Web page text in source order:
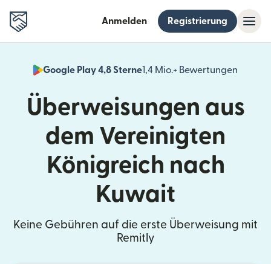
Anmelden Registrierung
Google Play 4,8 Sterne1,4 Mio.+ Bewertungen
Überweisungen aus
dem Vereinigten
Königreich nach
Kuwait
Keine Gebühren auf die erste Überweisung mit
Remitly